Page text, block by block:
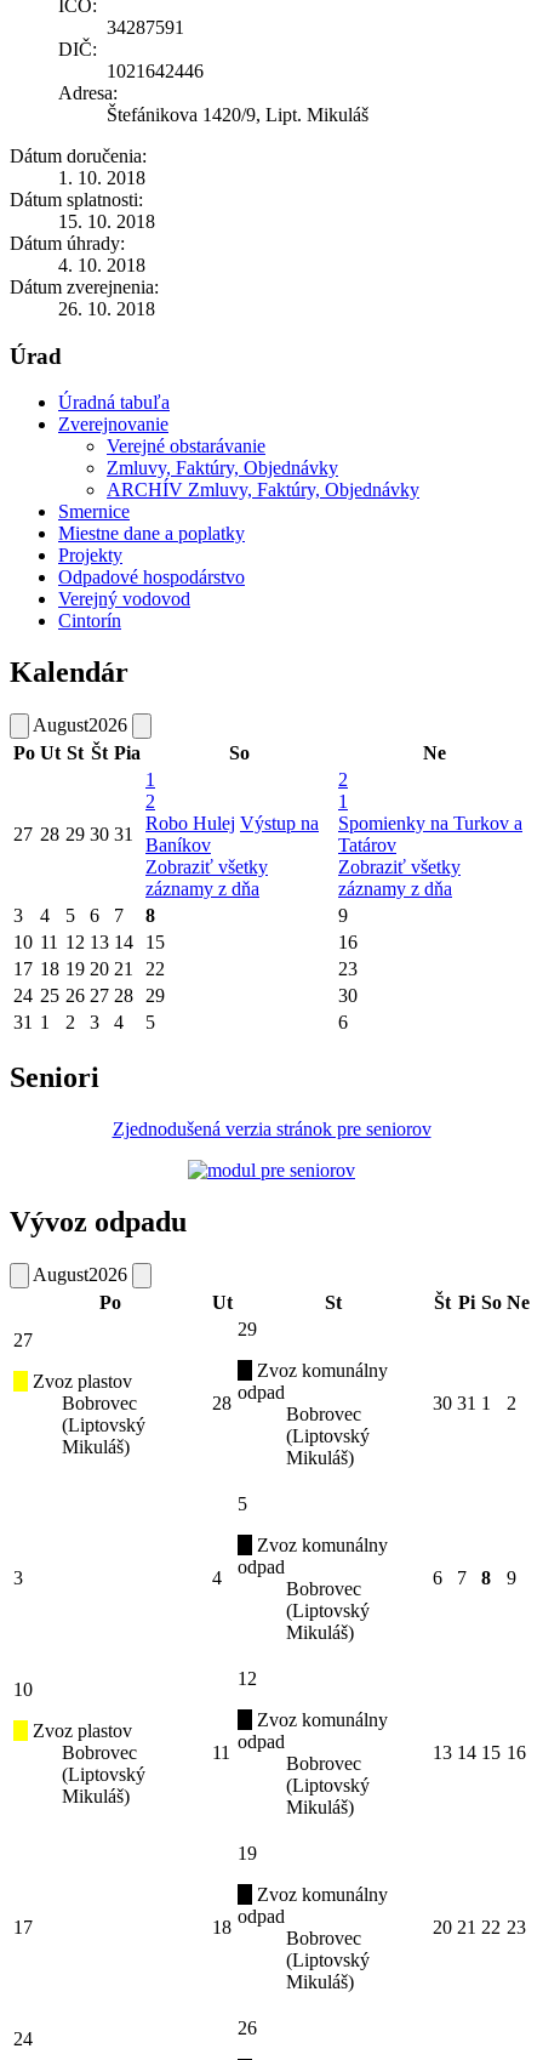
IČO:
34287591
DIČ:
1021642446
Adresa:
Štefánikova 1420/9, Lipt. Mikuláš
Dátum doručenia:
1. 10. 2018
Dátum splatnosti:
15. 10. 2018
Dátum úhrady:
4. 10. 2018
Dátum zverejnenia:
26. 10. 2018
Úrad
Úradná tabuľa
Zverejnovanie
Verejné obstarávanie
Zmluvy, Faktúry, Objednávky
ARCHÍV Zmluvy, Faktúry, Objednávky
Smernice
Miestne dane a poplatky
Projekty
Odpadové hospodárstvo
Verejný vodovod
Cintorín
Kalendár
August2026
Po Ut St Št Pia So Ne
27 28 29 30 31
1
2
Robo Hulej Výstup na
Baníkov
Zobraziť všetky
záznamy z dňa
2
1
Spomienky na Turkov a
Tatárov
Zobraziť všetky
záznamy z dňa
3
4 5 6 7 8
9
10 11 12 13 14 15
16
17 18 19 20 21 22
23
24 25 26 27 28 29
30
31 1 2 3 4 5 6
Seniori
Zjednodušená verzia stránok pre seniorov
Vývoz odpadu
August2026
Po
Ut St Št Pi So Ne
27
Zvoz plastov
Bobrovec
(Liptovský
Mikuláš)
28
29
Zvoz komunálny
odpad
Bobrovec
(Liptovský
Mikuláš)
30 31 1 2
3 4
5
Zvoz komunálny
odpad
Bobrovec
(Liptovský
Mikuláš)
6 7 8 9
10
Zvoz plastov
Bobrovec
(Liptovský
Mikuláš)
11
12
Zvoz komunálny
odpad
Bobrovec
(Liptovský
Mikuláš)
13 14 15 16
17 18
19
Zvoz komunálny
odpad
Bobrovec
(Liptovský
Mikuláš)
20 21 22 23
24
26